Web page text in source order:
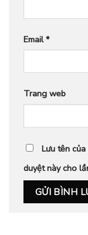
Email*
Trang web
Lưu tên
duyệt này cho